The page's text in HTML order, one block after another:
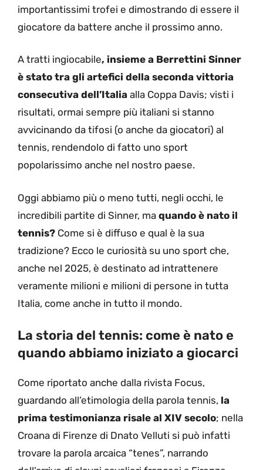
importantissimi trofei e dimostrando di essere il
giocatore da battere anche il prossimo anno.
A tratti ingiocabile, insieme a Berrettini Sinner
è stato tra gli artefici della seconda vittoria
consecutiva dell’Italia alla Coppa Davis; visti i
risultati, ormai sempre più italiani si stanno
avvicinando da tifosi (o anche da giocatori) al
tennis, rendendolo di fatto uno sport
popolarissimo anche nel nostro paese.
Oggi abbiamo più o meno tutti, negli occhi, le
incredibili partite di Sinner, ma quando è nato il
tennis? Come si è diffuso e qual è la sua
tradizione? Ecco le curiosità su uno sport che,
anche nel 2025, è destinato ad intrattenere
veramente milioni e milioni di persone in tutta
Italia, come anche in tutto il mondo.
La storia del tennis: come è nato e
quando abbiamo iniziato a giocarci
Come riportato anche dalla rivista Focus,
guardando all’etimologia della parola tennis, la
prima testimonianza risale al XIV secolo; nella
Croana di Firenze di Dnato Velluti si può infatti
trovare la parola arcaica “tenes”, narrando